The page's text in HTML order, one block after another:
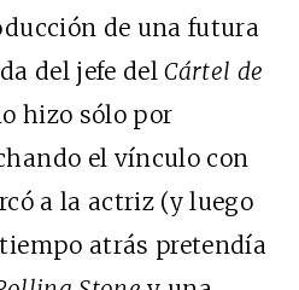
de una futura
del jefe delCártel de
hizo sólo por
el vínculo con
a la actriz (y luego
atrás pretendía